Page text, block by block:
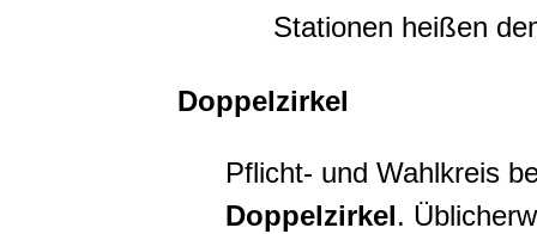
Stationen heißen
Doppelzirkel
Pflicht- und Wahlkreis
Doppelzirkel.